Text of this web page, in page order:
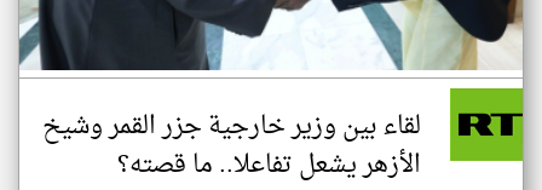
لقاء بين وزير خارجية جزر القمر وشيخ
الأزهر يشعل تفاعلا.. ما قصته؟